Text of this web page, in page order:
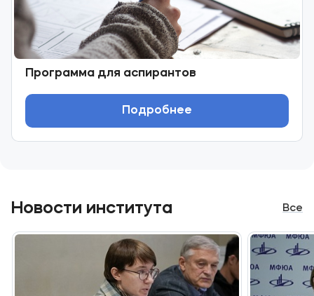
Программа для аспирантов
Подробнее
Новости института Все